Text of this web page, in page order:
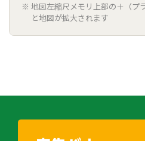
地図左縮尺メモリ上部の＋（プ
と地図が拡大されます